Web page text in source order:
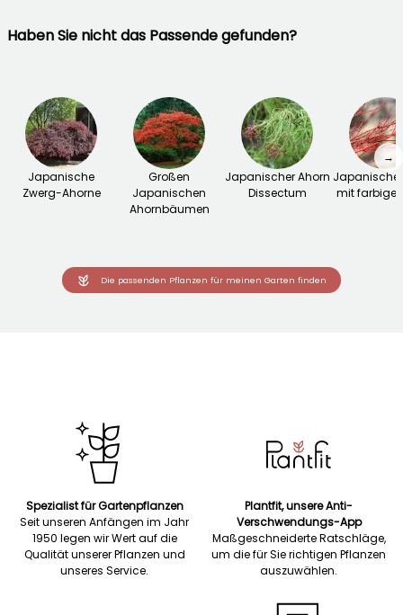
Haben Sie nicht das Passende gefunden?
Japanische
Zwerg-Ahorne
Großen
Japanischen
Ahornbäumen
Japanischer Ahorn
Dissectum
mit farbiger
→
Die passenden Pflanzen für meinen Garten finden
Spezialist für Gartenpflanzen
Seit unseren Anfängen im Jahr
1950 legen wir Wert auf die
Qualität unserer Pflanzen und
unseres Service.
Plantfit, unsere Anti-
Verschwendungs-App
Maßgeschneiderte Ratschläge,
um die für Sie richtigen Pflanzen
auszuwählen.